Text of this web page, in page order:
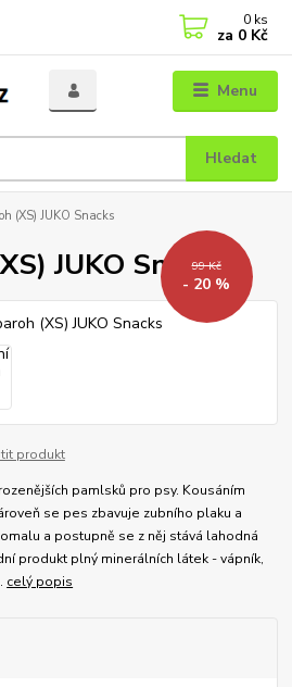
Menu
Hledat
0 ks
za 0 Kč
(XS) JUKO Snacks
JUKO Snacks
99 Kč
- 20 %
produkt
pamlsků pro psy. Kousáním
se pes zbavuje zubního plaku a
a postupně se z něj stává lahodná
produkt plný minerálních látek - vápník,
celý popis